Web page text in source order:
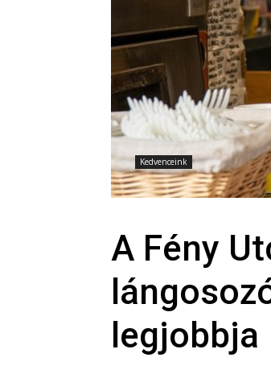
Kedvenceink
A Fény
legjobbja